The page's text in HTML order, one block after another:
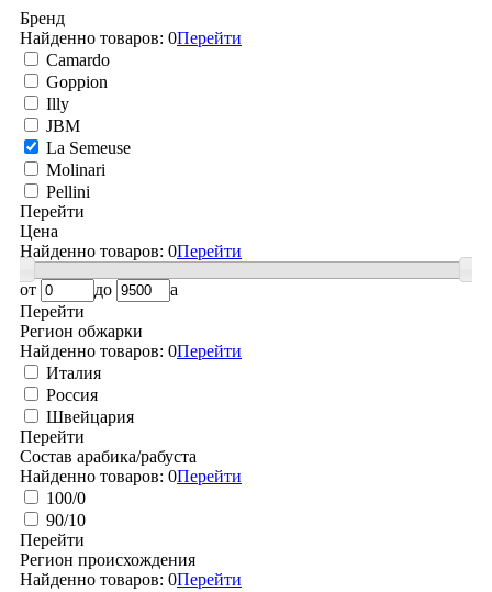
Бренд
Найденно товаров: 0Перейти
Camardo
Goppion
Illy
JBM
La Semeuse
Molinari
Pellini
Перейти
Цена
Найденно товаров: 0Перейти
от до
a
Перейти
Регион обжарки
Найденно товаров: 0Перейти
Италия
Россия
Швейцария
Перейти
Состав арабика/рабуста
Найденно товаров: 0Перейти
100/0
90/10
Перейти
Регион происхождения
Найденно товаров: 0Перейти